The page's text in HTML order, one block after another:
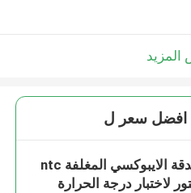
افضل سعر ل
عالية الدقة الايبوكسي المغلفة ntc
لاختبار درجة الحرارة